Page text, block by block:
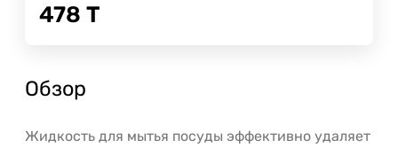
478 Т
Обзор
Жидкость для мытья посуды эффективно удаляет